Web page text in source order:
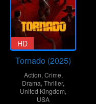
HD
Tornado (2025)
Action, Crime,
Drama,Thriller,
United Kingdom,
USA